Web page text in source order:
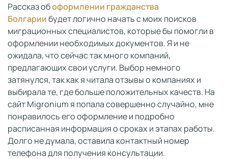
Рассказ обоформлении гражданства
Болгариибудет логично начать с моих поисков
миграционных специалистов, которые бы помогли в
оформлении необходимых документов. Я и не
ожидала, что сейчас так много компаний,
предлагающих свои услуги. Выбор немного
затянулся, так как я читала отзывы о компаниях и
выбирала те, где больше положительных качеств. На
сайт Migronium я попала совершенно случайно, мне
понравилось его оформление и подробно
расписанная информация о сроках и этапах работы.
Долго не думала, оставила контактный номер
телефона для получения консультации.